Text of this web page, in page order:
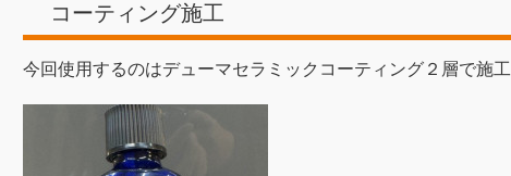
コーティング施工
今回使用するのはデューマセラミックコーティング２層で施